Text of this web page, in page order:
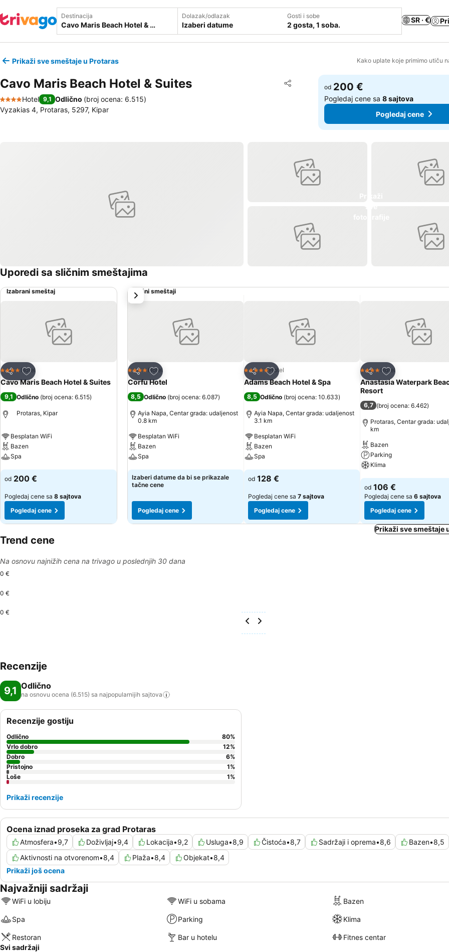
Destinacija Dolazak/odlazak
Izaberi datume
Gosti i sobe
2 gosta, 1 soba.
SR · €
Prikaži sve smeštaje u Protaras Kako uplate koje primimo utiču
Cavo Maris Beach Hotel & Suites Deli
Dodati u favorite
4 Zvezdice
Hotel 9,1 Odlično (broj ocena: 6.515)
Vyzakias 4, Protaras, 5297, Kipar
od 200 €
Pogledaj cene sa8 sajtova
Pogledaj cene
Uporedi sa sličnim smeštajima
Izabrani smeštaj
Deli
Dodati u favorite
4 Zvezdice
Hotel
Cavo Maris Beach Hotel & Suites
9,1 Odlično (broj ocena: 6.515)
Protaras, Kipar
Besplatan WiFi
Bazen
Spa
Pogledaj cene
od 200 €
Pogledaj cene sa 8 sajtova
Pogledaj cene
Slični smeštaji
Deli
Dodati u favorite
4 Zvezdice
Hotel
Corfu Hotel
8,5 Odlično (broj ocena: 6.087)
Ayia Napa, Centar grada: udaljenost
0.8 km
Besplatan WiFi
Bazen
Spa
Pogledaj cene
Izaberi datume da bi se prikazale
tačne cene
Pogledaj cene
Deli
Dodati u favorite
5 ZvezdiceHotel
Adams Beach Hotel & Spa
8,5 Odlično (broj ocena: 10.633)
Ayia Napa, Centar grada: udaljenost
3.1 km
Besplatan WiFi
Bazen
Spa
Pogledaj cene
od 128 €
Pogledaj cene sa 7 sajtova
Pogledaj cene
Deli
Dodati u favorite
4 Zvezdice
Hotel
Anastasia Waterpark
Resort
6,7 (broj ocena: 6.462)
Protaras, Centar grada:
km
Bazen
Parking
Klima
Pogledaj cene
od 106 €
Pogledaj cene sa 6 sajtova
Pogledaj cene
sledeće
Prikaži sve smeštaje
Trend cene
Na osnovu najnižih cena na trivago u poslednjih 30 dana
0 €
0 €
0 €
Recenzije
9,1 Odlično
na osnovu ocena (6.515) sa najpopularnijih sajtova
Ocena iznad proseka za grad Protaras
Atmosfera•9,7 Doživljaj•9,4 Lokacija•9,2 Usluga•8,9 Čistoća•8,7 Sadržaji i oprema•8,6 Bazen•8,5
Aktivnosti na otvorenom•8,4 Plaža•8,4 Objekat•8,4
Prikaži još ocena
Recenzije gostiju
Odlično 80%
Vrlo dobro
12%
Dobro
6%
Pristojno
1%
Loše
1%
Prikaži recenzije
Najvažniji sadržaji
WiFi u lobiju WiFi u sobama Bazen
Spa Parking Klima
Restoran Bar u hotelu
Fitnes centar
Svi sadržaji